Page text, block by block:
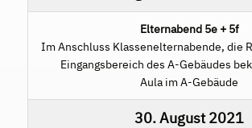
Elternabend 5e + 5f
Im Anschluss Klassenelternabende, die
Eingangsbereich des A-Gebäudes
Aula im A-Gebäude
30. August 2021